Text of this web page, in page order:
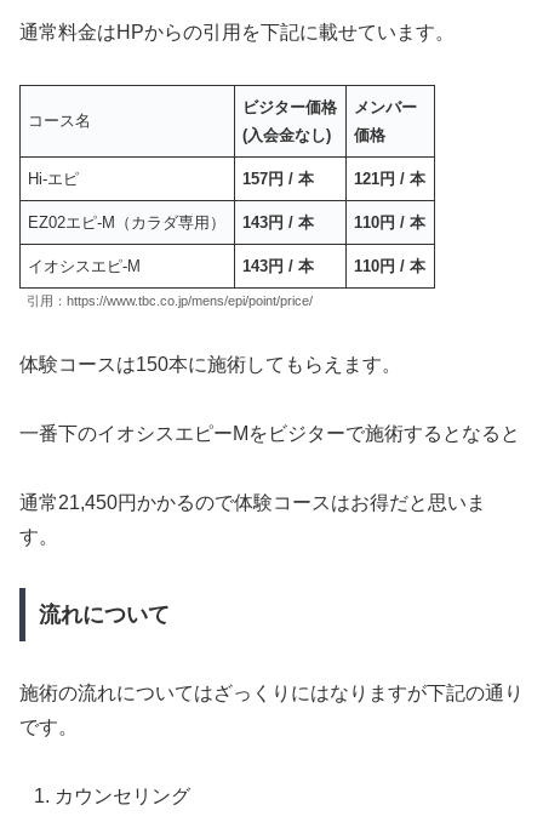
通常料金はHPからの引用を下記に載せています。
コース名
ビジター価格
(入会金なし)
メンバー
価格
Hi-エピ 157円 / 本 121円 / 本
EZ02エピ-M（カラダ専用） 143円 / 本 110円 / 本
イオシスエピ-M 143円 / 本 110円 / 本
引用：https://www.tbc.co.jp/mens/epi/point/price/
体験コースは150本に施術してもらえます。
一番下のイオシスエピーMをビジターで施術するとなると
通常21,450円かかるので体験コースはお得だと思いま
す。
流れについて
施術の流れについてはざっくりにはなりますが下記の通り
です。
カウンセリング